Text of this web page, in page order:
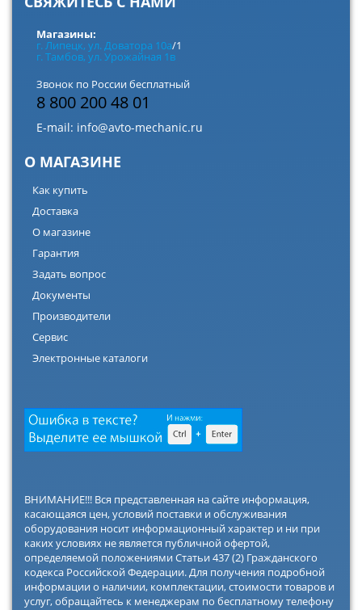
Магазины:
г. Липецк, ул. Доватора 10а/1
г. Тамбов, ул. Урожайная 1в
Звонок по России бесплатный
8 800 200 48 01
E-mail: info@avto-mechanic.ru
О МАГАЗИНЕ
Как купить
Доставка
О магазине
Гарантия
Задать вопрос
Документы
Производители
Сервис
Электронные каталоги
ВНИМАНИЕ!!! Вся представленная на сайте информация,
касающаяся цен, условий поставки и обслуживания
оборудования носит информационный характер и ни при
каких условиях не является публичной офертой,
определяемой положениями Статьи 437 (2) Гражданского
кодекса Российской Федерации. Для получения подробной
информации о наличии, комплектации, стоимости товаров и
услуг, обращайтесь к менеджерам по бесплатному телефону